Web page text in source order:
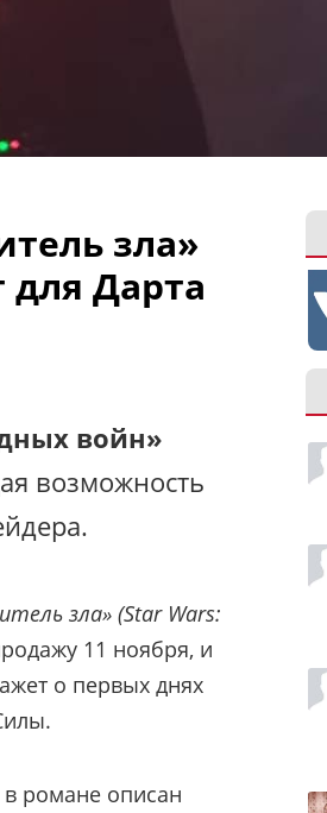
зла»
Дарта
войн»
возможность
зла» (Star Wars:
11 ноября, и
о первых днях
романе описан